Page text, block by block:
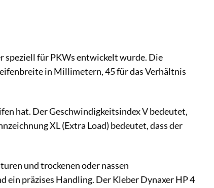
speziell für PKWs entwickelt wurde. Die
in Millimetern, 45 für das Verhältnis
hat. Der Geschwindigkeitsindex V bedeutet,
XL (Extra Load) bedeutet, dass der
und trockenen oder nassen
präzises Handling. Der Kleber Dynaxer HP 4